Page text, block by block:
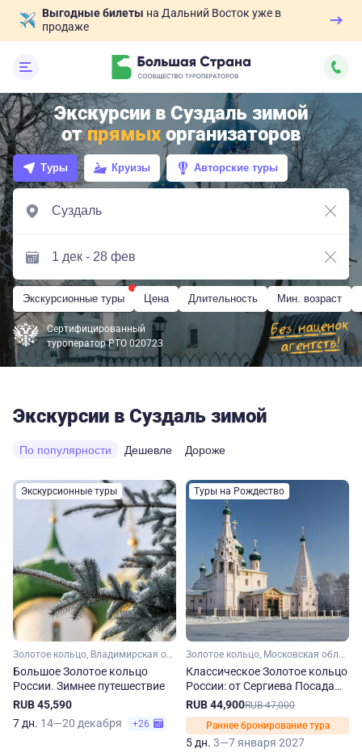
Выгодные билеты на Дальний Восток уже в
продаже
Экскурсии в Суздаль зимой
отпрямых организаторов
Туры Круизы Авторские туры
Экскурсионные туры Цена Длительность Мин. возраст
Сертифицированный
туроператор РТО 020723
Экскурсии в Суздаль зимой
По популярности Дешевле Дороже
Экскурсионные туры
Золотое кольцо, Владимирская область, Ивановская область, Костромская область, Ярославская область, Московская область, Малое Золотое кольцо
Большое Золотое кольцо
России. Зимнее путешествие
RUB 45,590
7 дн. 14—20 декабря +26
Туры на Рождество
Золотое кольцо, Московская область, Ярославская область, Костромская область, Владимирская область, Ивановская область, Малое Золотое кольцо
Классическое Золотое кольцо
России: от Сергиева Посада
до Владимира.
Рождественский тур
RUB 44,900RUB 47,000
Раннее бронирование тура
5 дн. 3—7 января 2027